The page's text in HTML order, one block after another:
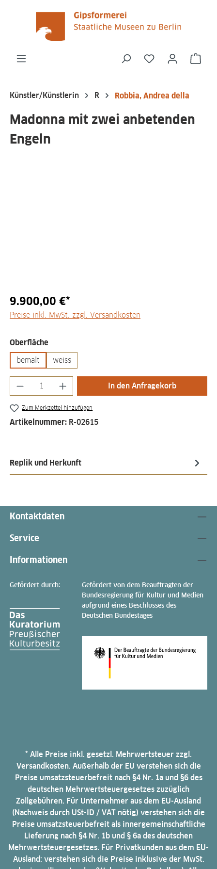
springen
Du hast 0
Künstler/Künstlerin R Robbia, Andrea della
Madonna mit zwei anbetenden
Engeln
9.900,00 €*
Preise inkl. MwSt. zzgl. Versandkosten
Oberflächeauswählen
bemalt weiss
Produkt Anzahl: Gib den gewünschten
In den Anfragekorb
Zum Merkzettel hinzufügen
Artikelnummer: R-02615
Replik und Herkunft
Kontaktdaten
Service
Informationen
Gefördert durch:
Gefördert von dem Beauftragten der
Bundesregierung für Kultur und Medien
aufgrund eines Beschlusses des
Deutschen Bundestages
* Alle Preise inkl. gesetzl. Mehrwertsteuer zzgl.
Versandkosten. Außerhalb der EU verstehen sich die
Preise umsatzsteuerbefreit nach §4 Nr. 1a und §6 des
deutschen Mehrwertsteuergesetzes zuzüglich
Zollgebühren. Für Unternehmer aus dem EU-Ausland
(Nachweis durch USt-ID / VAT nötig) verstehen sich die
Preise umsatzsteuerbefreit als innergemeinschaftliche
Lieferung nach §4 Nr. 1b und § 6a des deutschen
Mehrwertsteuergesetzes. Für Privatkunden aus dem EU-
Ausland: verstehen sich die Preise inklusive der MwSt.